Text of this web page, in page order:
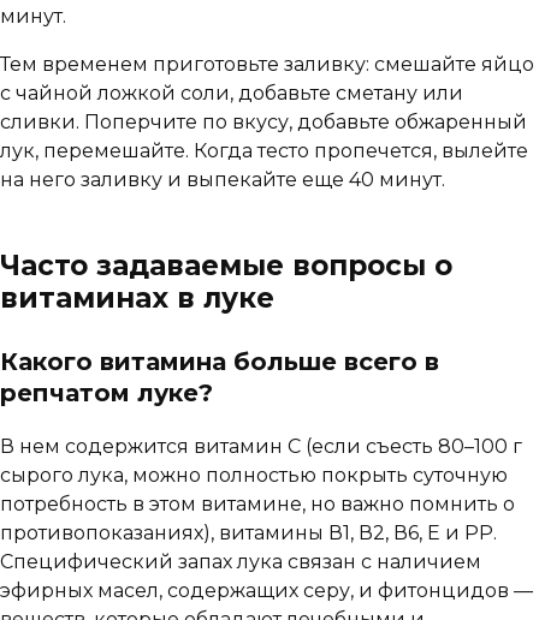
минут.
Тем временем приготовьте заливку: смешайте яйцо
с чайной ложкой соли, добавьте сметану или
сливки. Поперчите по вкусу, добавьте обжаренный
лук, перемешайте. Когда тесто пропечется, вылейте
на него заливку и выпекайте еще 40 минут.
Часто задаваемые вопросы о
витаминах в луке
Какого витамина больше всего в
репчатом луке?
В нем содержится витамин С (если съесть 80–100 г
сырого лука, можно полностью покрыть суточную
потребность в этом витамине, но важно помнить о
противопоказаниях), витамины В1, В2, В6, Е и РР.
Специфический запах лука связан с наличием
эфирных масел, содержащих серу, и фитонцидов —